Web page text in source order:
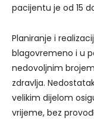
pacijentu je od 15
Planiranje i
blagovremeno i u
nedovoljnim
zdravlja.
velikim dijelom
vrijeme, bez